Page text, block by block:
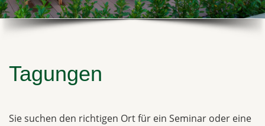
Tagungen
Sie suchen den richtigen Ort für ein Seminar oder eine